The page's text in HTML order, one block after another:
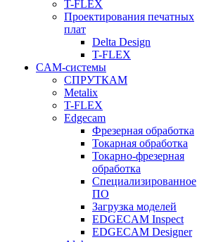
T-FLEX
Проектирования печатных
плат
Delta Design
T-FLEX
CAM-системы
СПРУТКAM
Metalix
T-FLEX
Edgecam
Фрезерная обработка
Токарная обработка
Токарно-фрезерная
обработка
Специализированное
ПО
Загрузка моделей
EDGECAM Inspect
EDGECAM Designer